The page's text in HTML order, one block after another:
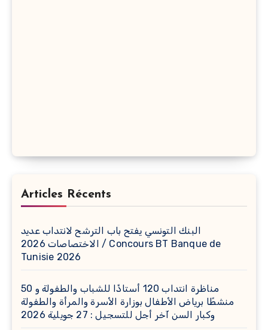
Articles Récents
البنك التونسي يفتح باب الترشح لانتداب عديد
الاختصاصات 2026 / Concours BT Banque de
Tunisie 2026
مناظرة انتداب 120 أستاذًا للشباب والطفولة و 50
منشطًا برياض الأطفال بوزارة الأسرة والمرأة والطفولة
وكبار السن آخر أجل للتسجيل : 27 جويلية 2026